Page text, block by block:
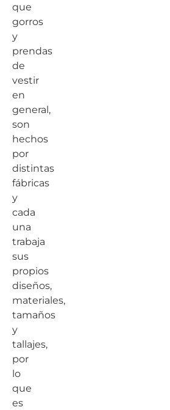
que
gorros
y
prendas
de
vestir
en
general,
son
hechos
por
distintas
fábricas
y
cada
una
trabaja
sus
propios
diseños,
materiales,
tamaños
y
tallajes,
por
lo
que
es